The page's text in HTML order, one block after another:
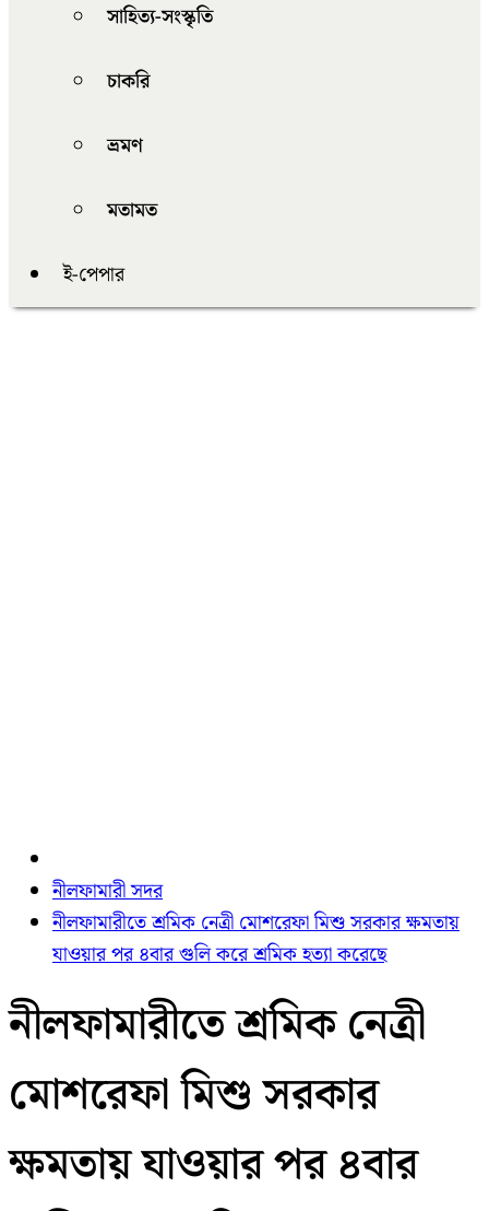
সাহিত্য-সংস্কৃতি
চাকরি
ভ্রমণ
মতামত
ই-পেপার
নীলফামারী সদর
নীলফামারীতে শ্রমিক নেত্রী মোশরেফা মিশু সরকার ক্ষমতায়
যাওয়ার পর ৪বার গুলি করে শ্রমিক হত্যা করেছে
নীলফামারীতে শ্রমিক নেত্রী
মোশরেফা মিশু সরকার
ক্ষমতায় যাওয়ার পর ৪বার